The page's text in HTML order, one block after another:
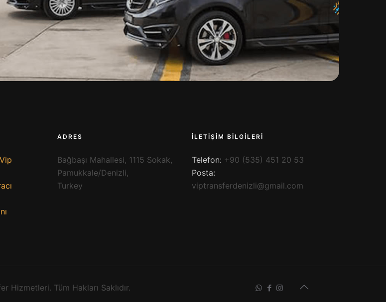
ADRES
Bağbaşı Mahallesi, 1115 Sokak,
Pamukkale/Denizli,
Turkey
İLETİŞİM BİLGİLERİ
Telefon: +90 (535) 451 20 53
Posta:
viptransferdenizli@gmail.com
Tüm Hakları Saklıdır.